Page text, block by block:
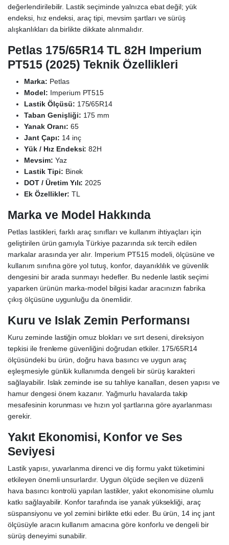
değerlendirilebilir. Lastik seçiminde yalnızca ebat değil; yük
endeksi, hız endeksi, araç tipi, mevsim şartları ve sürüş
alışkanlıkları da birlikte dikkate alınmalıdır.
Petlas 175/65R14 TL 82H Imperium
PT515 (2025) Teknik Özellikleri
Marka: Petlas
Model: Imperium PT515
Lastik Ölçüsü: 175/65R14
Taban Genişliği: 175 mm
Yanak Oranı: 65
Jant Çapı: 14 inç
Yük / Hız Endeksi: 82H
Mevsim: Yaz
Lastik Tipi: Binek
DOT / Üretim Yılı: 2025
Ek Özellikler: TL
Marka ve Model Hakkında
Petlas lastikleri, farklı araç sınıfları ve kullanım ihtiyaçları için
geliştirilen ürün gamıyla Türkiye pazarında sık tercih edilen
markalar arasında yer alır. Imperium PT515 modeli, ölçüsüne ve
kullanım sınıfına göre yol tutuş, konfor, dayanıklılık ve güvenlik
dengesini bir arada sunmayı hedefler. Bu nedenle lastik seçimi
yaparken ürünün marka-model bilgisi kadar aracınızın fabrika
çıkış ölçüsüne uygunluğu da önemlidir.
Kuru ve Islak Zemin Performansı
Kuru zeminde lastiğin omuz blokları ve sırt deseni, direksiyon
tepkisi ile frenleme güvenliğini doğrudan etkiler. 175/65R14
ölçüsündeki bu ürün, doğru hava basıncı ve uygun araç
eşleşmesiyle günlük kullanımda dengeli bir sürüş karakteri
sağlayabilir. Islak zeminde ise su tahliye kanalları, desen yapısı ve
hamur dengesi önem kazanır. Yağmurlu havalarda takip
mesafesinin korunması ve hızın yol şartlarına göre ayarlanması
gerekir.
Yakıt Ekonomisi, Konfor ve Ses
Seviyesi
Lastik yapısı, yuvarlanma direnci ve diş formu yakıt tüketimini
etkileyen önemli unsurlardır. Uygun ölçüde seçilen ve düzenli
hava basıncı kontrolü yapılan lastikler, yakıt ekonomisine olumlu
katkı sağlayabilir. Konfor tarafında ise yanak yüksekliği, araç
süspansiyonu ve yol zemini birlikte etki eder. Bu ürün, 14 inç jant
ölçüsüyle aracın kullanım amacına göre konforlu ve dengeli bir
sürüş deneyimi sunabilir.